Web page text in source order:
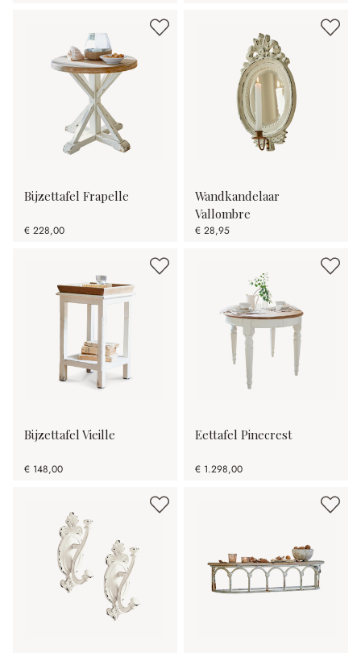
Bijzettafel Frapelle
€ 228,00
Wandkandelaar
Vallombre
€ 28,95
Bijzettafel Vieille
€ 148,00
Eettafel Pinecrest
€ 1.298,00